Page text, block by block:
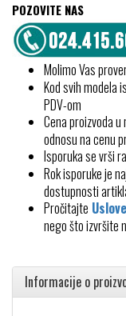
POZOVITE NAS
Molimo Vas
Kod svih modela
PDV-om
Cena proizvoda
odnosu na cenu
Isporuka se vrši
Rok isporuke je
dostupnosti
Pročitajte
nego što izvršite
Informacije o